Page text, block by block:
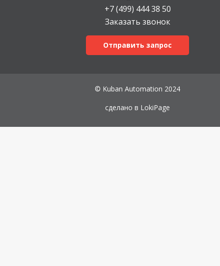
+7 (499) 444 38 50
Заказать звонок
Отправить запрос
© Kuban Automation 2024
сделано в LokiPage